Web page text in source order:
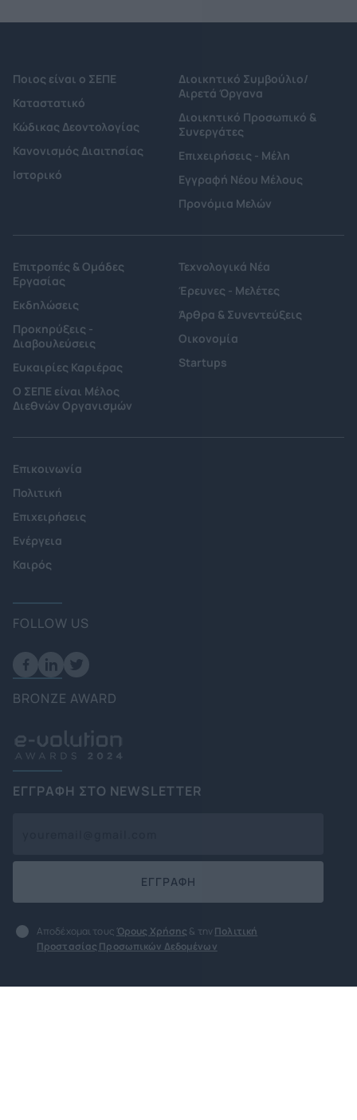
Ποιος είναι ο ΣΕΠΕ
Καταστατικό
Κώδικας Δεοντολογίας
Κανονισμός Διαιτησίας
Ιστορικό
Διοικητικό Συμβούλιο/
Αιρετά Όργανα
Διοικητικό Προσωπικό &
Συνεργάτες
Επιχειρήσεις - Μέλη
Εγγραφή Νέου Μέλους
Προνόμια Μελών
Επιτροπές & Ομάδες
Εργασίας
Εκδηλώσεις
Προκηρύξεις -
Διαβουλεύσεις
Ευκαιρίες Καριέρας
Ο ΣΕΠΕ είναι Μέλος
Διεθνών Οργανισμών
Τεχνολογικά Νέα
Έρευνες - Μελέτες
Άρθρα & Συνεντεύξεις
Οικονομία
Startups
Επικοινωνία
Πολιτική
Επιχειρήσεις
Ενέργεια
Καιρός
FOLLOW US
BRONZE AWARD
ΕΓΓΡΑΦΗ ΣΤΟ NEWSLETTER
ΕΓΓΡΑΦΗ
Αποδέχομαι τους Όρους Χρήσης & την Πολιτική
Προστασίας Προσωπικών Δεδομένων